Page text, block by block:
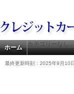
ホーム カテゴリーなし
最終更新時刻：2025年9月10